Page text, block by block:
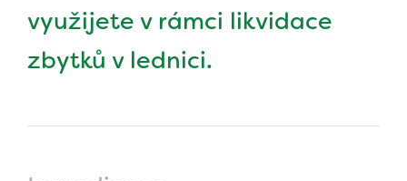
využijete v rámci likvidace
zbytků v lednici.